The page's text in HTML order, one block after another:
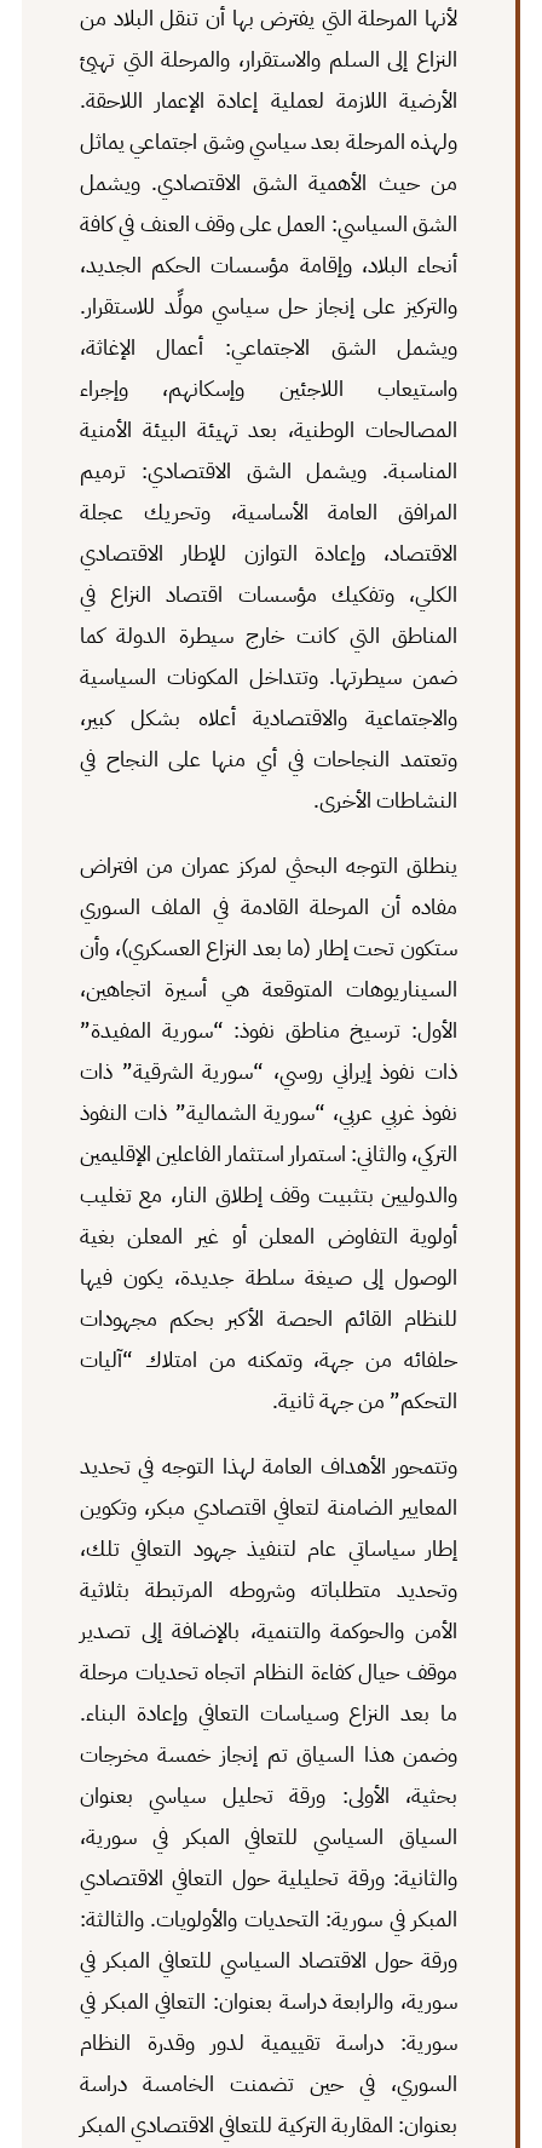
لأنها المرحلة التي يفترض بها أن تنقل البلاد من
النزاع إلى السلم والاستقرار، والمرحلة التي تهيئ
الأرضية اللازمة لعملية إعادة الإعمار اللاحقة.
ولهذه المرحلة بعد سياسي وشق اجتماعي يماثل
من حيث الأهمية الشق الاقتصادي. ويشمل
الشق السياسي: العمل على وقف العنف في كافة
أنحاء البلاد، وإقامة مؤسسات الحكم الجديد،
والتركيز على إنجاز حل سياسي مولِّد للاستقرار.
ويشمل الشق الاجتماعي: أعمال الإغاثة،
واستيعاب اللاجئين وإسكانهم، وإجراء
المصالحات الوطنية، بعد تهيئة البيئة الأمنية
المناسبة. ويشمل الشق الاقتصادي: ترميم
المرافق العامة الأساسية، وتحريك عجلة
الاقتصاد، وإعادة التوازن للإطار الاقتصادي
الكلي، وتفكيك مؤسسات اقتصاد النزاع في
المناطق التي كانت خارج سيطرة الدولة كما
ضمن سيطرتها. وتتداخل المكونات السياسية
والاجتماعية والاقتصادية أعلاه بشكل كبير،
وتعتمد النجاحات في أي منها على النجاح في
النشاطات الأخرى.
ينطلق التوجه البحثي لمركز عمران من افتراض
مفاده أن المرحلة القادمة في الملف السوري
ستكون تحت إطار (ما بعد النزاع العسكري)، وأن
السيناريوهات المتوقعة هي أسيرة اتجاهين،
الأول: ترسيخ مناطق نفوذ: “سورية المفيدة”
ذات نفوذ إيراني روسي، “سورية الشرقية” ذات
نفوذ غربي عربي، “سورية الشمالية” ذات النفوذ
التركي، والثاني: استمرار استثمار الفاعلين الإقليمين
والدوليين بتثبيت وقف إطلاق النار، مع تغليب
أولوية التفاوض المعلن أو غير المعلن بغية
الوصول إلى صيغة سلطة جديدة، يكون فيها
للنظام القائم الحصة الأكبر بحكم مجهودات
حلفائه من جهة، وتمكنه من امتلاك “آليات
التحكم” من جهة ثانية.
وتتمحور الأهداف العامة لهذا التوجه في تحديد
المعايير الضامنة لتعافي اقتصادي مبكر، وتكوين
إطار سياساتي عام لتنفيذ جهود التعافي تلك،
وتحديد متطلباته وشروطه المرتبطة بثلاثية
الأمن والحوكمة والتنمية، بالإضافة إلى تصدير
موقف حيال كفاءة النظام اتجاه تحديات مرحلة
ما بعد النزاع وسياسات التعافي وإعادة البناء.
وضمن هذا السياق تم إنجاز خمسة مخرجات
بحثية، الأولى: ورقة تحليل سياسي بعنوان
السياق السياسي للتعافي المبكر في سورية،
والثانية: ورقة تحليلية حول التعافي الاقتصادي
المبكر في سورية: التحديات والأولويات. والثالثة:
ورقة حول الاقتصاد السياسي للتعافي المبكر في
سورية، والرابعة دراسة بعنوان: التعافي المبكر في
سورية: دراسة تقييمية لدور وقدرة النظام
السوري، في حين تضمنت الخامسة دراسة
بعنوان: المقاربة التركية للتعافي الاقتصادي المبكر